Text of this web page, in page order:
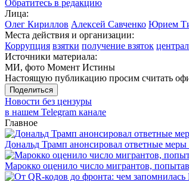
Обратитесь в редакцию
Лица:
Олег Кириллов Алексей Савченко Юрием
Места действия и организации:
Коррупция взятки получение взяток
Источники материала:
МИ, фото Момент Истины
Настоящую публикацию просим считать
Поделиться
Новости без цензуры
в нашем Telegram канале
Главное
Дональд Трамп анонсировал ответные
Марокко оценило число мигрантов,